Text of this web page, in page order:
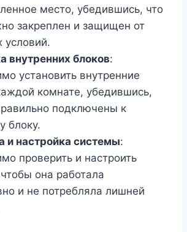
место, убедившись, что
закреплен и защищен от
условий.
внутренних блоков:
установить внутренние
комнате, убедившись,
подключены к
блоку.
и настройка системы:
проверить и настроить
она работала
и не потребляла лишней